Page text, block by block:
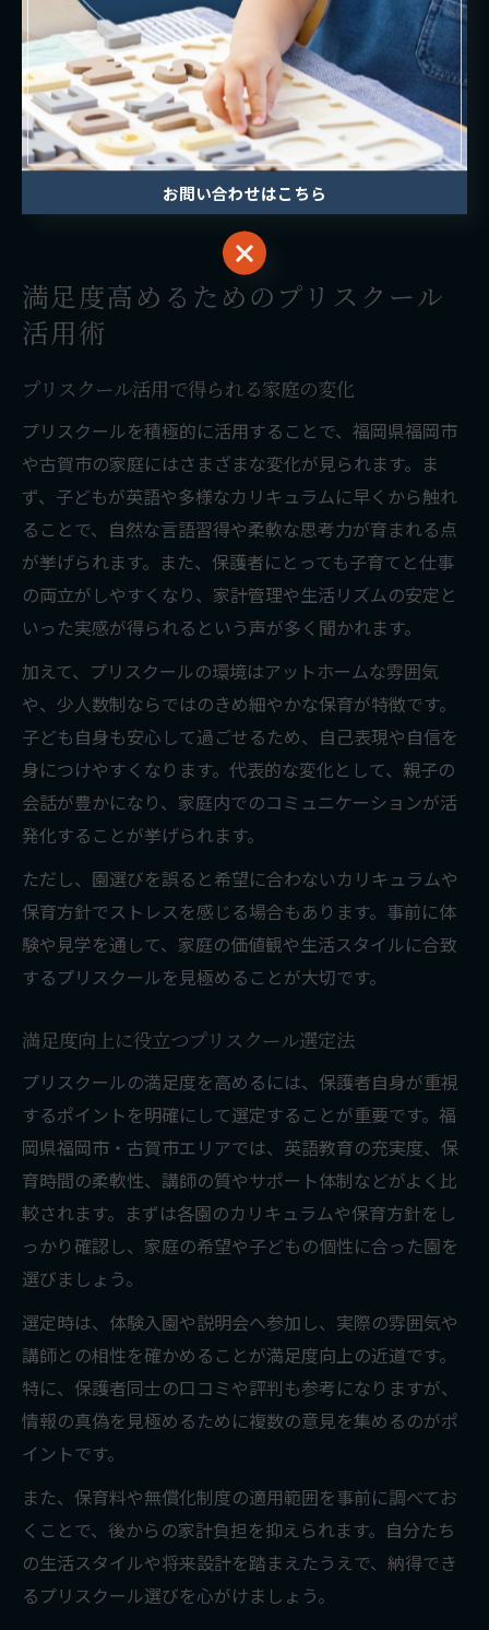
スクを防ぐため、最新情報のチェックと手続きの確認が
不可欠です。
また、制度のメリットだけでなく、利用にあたっての家
庭の状況や将来のプランも考慮して選択しましょう。行
政窓口や公式サイトの情報を活用し、安心してプリスク
ール生活をスタートできるよう備えることが大切です。
満足度高めるためのプリスクール
活用術
プリスクール活用で得られる家庭の変化
プリスクールを積極的に活用することで、福岡県福岡市
や古賀市の家庭にはさまざまな変化が見られます。ま
ず、子どもが英語や多様なカリキュラムに早くから触れ
ることで、自然な言語習得や柔軟な思考力が育まれる点
が挙げられます。また、保護者にとっても子育てと仕事
の両立がしやすくなり、家計管理や生活リズムの安定と
いった実感が得られるという声が多く聞かれます。
加えて、プリスクールの環境はアットホームな雰囲気
や、少人数制ならではのきめ細やかな保育が特徴です。
子ども自身も安心して過ごせるため、自己表現や自信を
身につけやすくなります。代表的な変化として、親子の
会話が豊かになり、家庭内でのコミュニケーションが活
発化することが挙げられます。
ただし、園選びを誤ると希望に合わないカリキュラムや
保育方針でストレスを感じる場合もあります。事前に体
験や見学を通して、家庭の価値観や生活スタイルに合致
するプリスクールを見極めることが大切です。
満足度向上に役立つプリスクール選定法
プリスクールの満足度を高めるには、保護者自身が重視
するポイントを明確にして選定することが重要です。福
岡県福岡市・古賀市エリアでは、英語教育の充実度、保
育時間の柔軟性、講師の質やサポート体制などがよく比
較されます。まずは各園のカリキュラムや保育方針をし
っかり確認し、家庭の希望や子どもの個性に合った園を
選びましょう。
選定時は、体験入園や説明会へ参加し、実際の雰囲気や
講師との相性を確かめることが満足度向上の近道です。
特に、保護者同士の口コミや評判も参考になりますが、
情報の真偽を見極めるために複数の意見を集めるのがポ
イントです。
また、保育料や無償化制度の適用範囲を事前に調べてお
くことで、後からの家計負担を抑えられます。自分たち
の生活スタイルや将来設計を踏まえたうえで、納得でき
るプリスクール選びを心がけましょう。
お問い合わせはこちら
お問い合わせはこちら